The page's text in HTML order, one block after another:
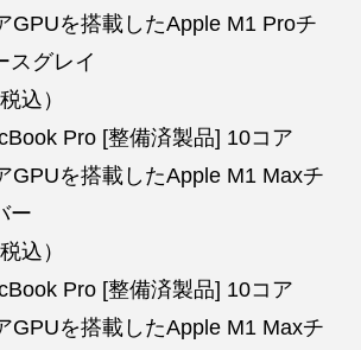
GPUを搭載したApple M1 Proチ
スグレイ
込）
Pro [整備済製品] 10コア
GPUを搭載したApple M1 Maxチ
ー
込）
Pro [整備済製品] 10コア
GPUを搭載したApple M1 Maxチ